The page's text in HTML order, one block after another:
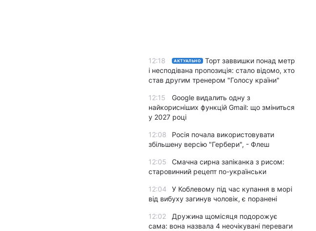
12:18 АКТУАЛЬНО
Торт заввишки понад метр
і несподівана пропозиція: стало відомо, хто
став другим тренером "Голосу країни"
12:15
Google видалить одну з
найкорисніших функцій Gmail: що зміниться
у 2027 році
12:08
Росія почала використовувати
збільшену версію "Гербери", - Флеш
12:05
Смачна сирна запіканка з рисом:
старовинний рецепт по-українськи
12:04
У Коблевому під час купання в морі
від вибуху загинув чоловік, є поранені
12:02
Дружина щомісяця подорожує
сама: вона назвала 4 неочікувані переваги